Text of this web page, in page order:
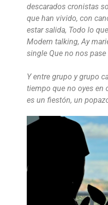
descarados cronistas
que han vivido, con
estar salida, Todo lo
Modern talking, Ay
single Que no nos
Y entre grupo y grupo
tiempo que no oyes en
es un fiestón, un